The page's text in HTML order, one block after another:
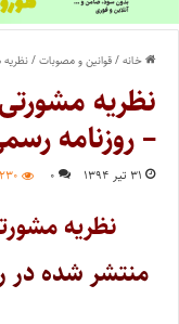
خانه/قوانین و مصوبات/
نظریه
– روزنامه رسمی ۱۳۹۴/
۳۱ تیر ۱۳۹۴ ۰ ۲۳۰
نظریه